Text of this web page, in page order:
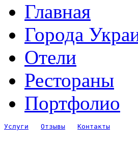
Главная
Города
Отели
Рестораны
Портфолио
Услуги Отзывы Контакты